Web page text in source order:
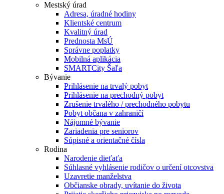
Mestský úrad
Adresa, úradné hodiny
Klientské centrum
Kvalitný úrad
Prednosta MsÚ
Správne poplatky
Mobilná aplikácia
SMARTCity Šaľa
Bývanie
Prihlásenie na trvalý pobyt
Prihlásenie na prechodný pobyt
Zrušenie trvalého / prechodného pobytu
Pobyt občana v zahraničí
Nájomné bývanie
Zariadenia pre seniorov
Súpisné a orientačné čísla
Rodina
Narodenie dieťaťa
Súhlasné vyhlásenie rodičov o určení otcovstva
Uzavretie manželstva
Občianske obrady, uvítanie do života